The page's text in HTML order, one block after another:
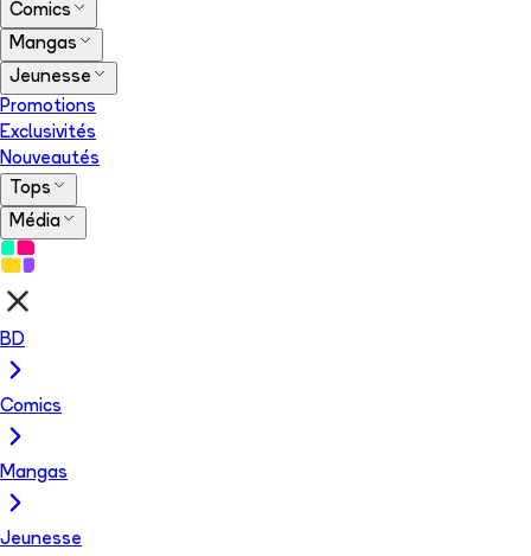
Comics
Mangas
Jeunesse
Promotions
Exclusivités
Nouveautés
Tops
Média
BD
Comics
Mangas
Jeunesse